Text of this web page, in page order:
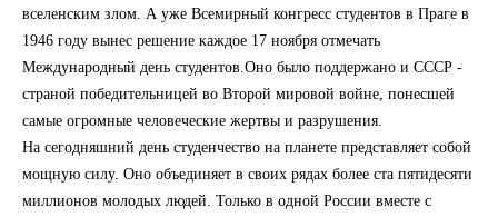
вселенским злом. А уже Всемирный конгресс студентов в Праге в
1946 году вынес решение каждое 17 ноября отмечать
Международный день студентов.Оно было поддержано и СССР -
страной победительницей во Второй мировой войне, понесшей
самые огромные человеческие жертвы и разрушения.
На сегодняшний день студенчество на планете представляет собой
мощную силу. Оно объединяет в своих рядах более ста пятидесяти
миллионов молодых людей. Только в одной России вместе с